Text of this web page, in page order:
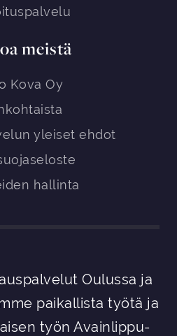
meistä
Kova Oy
yleiset ehdot
hallinta
Oulussa ja
paikallista työtä ja
työn Avainlippu-